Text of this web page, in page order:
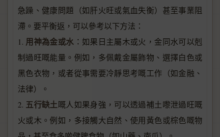
急躁、健康問題（如肝火旺或氣血失衡）甚至事業阻
滯。要平衡返，可以參考以下方法：
1. 用神為金或水 ：如果日主屬木或火，金同水可以剋
制過旺嘅能量。例如，多佩戴金屬飾物、選擇白色或
黑色衣物，或者從事需要冷靜思考嘅工作（如金融、
法律）。
2. 五行缺土嘅人如果身強，可以透過補土嚟泄過旺嘅
火或木。例如，多接觸大自然、使用黃色或棕色嘅物